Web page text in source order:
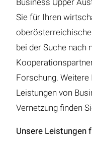
Sie für Ihren
bei der Suche nach
Forschung.
Leistungen von
Vernetzung finden
Unsere Leistungen